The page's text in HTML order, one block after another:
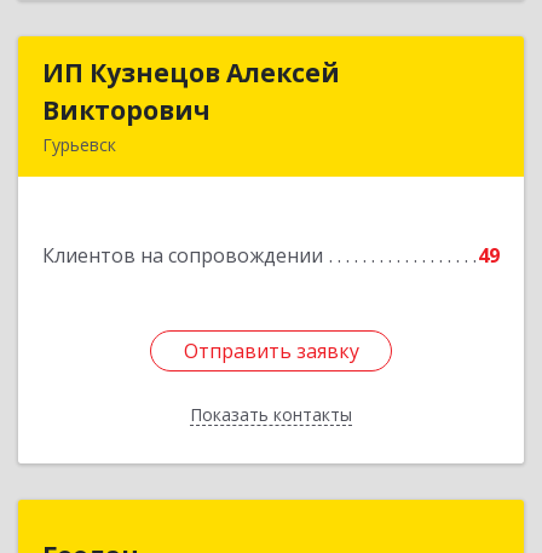
ИП Кузнецов Алексей
Викторович
Гурьевск
Клиентов на сопровождении 49
Отправить заявку
Показать контакты
ИП Кузнецов Алексей
Подробнее
Отправить заявку
Назад